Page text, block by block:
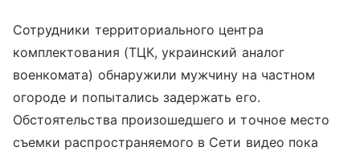
Сотрудники территориального центра
комплектования (ТЦК, украинский аналог
военкомата) обнаружили мужчину на частном
огороде и попытались задержать его.
Обстоятельства произошедшего и точное место
съемки распространяемого в Сети видео пока